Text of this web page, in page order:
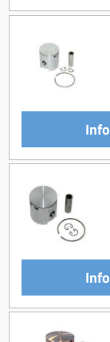
Info
Info